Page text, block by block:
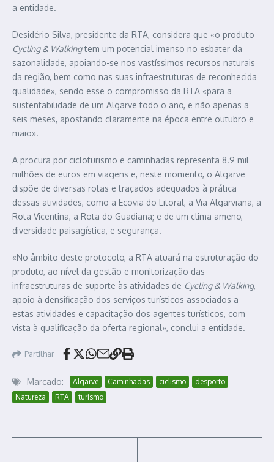
a entidade.
Desidério Silva, presidente da RTA, considera que «o produto
Cycling & Walkingtem um potencial imenso no esbater da
sazonalidade, apoiando-se nos vastíssimos recursos naturais
da região, bem como nas suas infraestruturas de reconhecida
qualidade», sendo esse o compromisso da RTA «para a
sustentabilidade de um Algarve todo o ano, e não apenas a
seis meses, apostando claramente na época entre outubro e
maio».
A procura por cicloturismo e caminhadas representa 8.9 mil
milhões de euros em viagens e, neste momento, o Algarve
dispõe de diversas rotas e traçados adequados à prática
dessas atividades, como a Ecovia do Litoral, a Via Algarviana, a
Rota Vicentina, a Rota do Guadiana; e de um clima ameno,
diversidade paisagística, e segurança.
«No âmbito deste protocolo, a RTA atuará na estruturação do
produto, ao nível da gestão e monitorização das
infraestruturas de suporte às atividades de Cycling & Walking,
apoio à densificação dos serviços turísticos associados a
estas atividades e capacitação dos agentes turísticos, com
vista à qualificação da oferta regional», conclui a entidade.
Partilhar
Marcado: Algarve Caminhadas ciclismo
desporto
Natureza
RTA turismo